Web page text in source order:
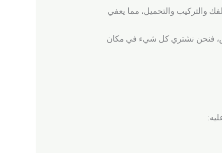
والتركيب والتحميل، مما يعفي
فنحن نشتري كل شيء في مكان